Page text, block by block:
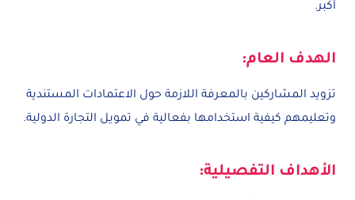
أكبر.
الهدف العام:
تزويد المشاركين بالمعرفة اللازمة حول الاعتمادات المستندية
وتعليمهم كيفية استخدامها بفعالية في تمويل التجارة الدولية.
الأهداف التفصيلية: